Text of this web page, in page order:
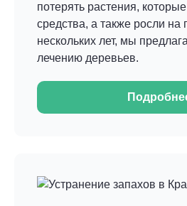
потерять растения,
средства, а также росли на
нескольких лет, мы
лечению деревьев.